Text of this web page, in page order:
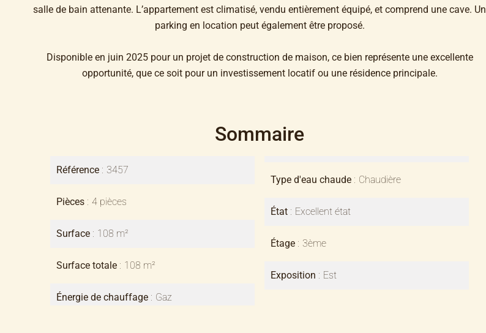
salle de bain attenante. L’appartement est climatisé, vendu entièrement équipé, et comprend une cave. Un
parking en location peut également être proposé.
Disponible en juin 2025 pour un projet de construction de maison, ce bien représente une excellente
opportunité, que ce soit pour un investissement locatif ou une résidence principale.
Sommaire
Référence 3457
Pièces 4 pièces
Surface 108 m²
Surface totale 108 m²
Énergie de chauffage Gaz
Type d'eau chaude Chaudière
État Excellent état
Étage 3ème
Exposition Est